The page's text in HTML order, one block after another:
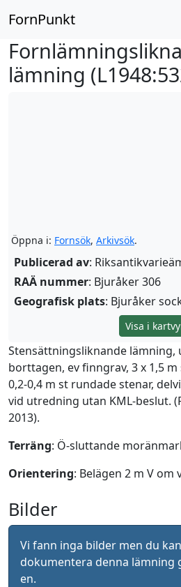
FornPunkt
lämning (
Öppna i: Fornsök, Arkivsök.
Publicerad av:
RAÄ nummer: Bjuråker 306
Geografisk plats: Bjuråker
Visa i
Stensättningsliknande lämning,
borttagen, ev finngrav, 3 x 1,5 m
0,2-0,4 m st rundade stenar,
vid utredning utan KML-beslut.
2013).
Terräng: Ö-sluttande
Orientering: Belägen 2 m V om
Bilder
Vi fann inga bilder men du
dokumentera denna lämning
en.